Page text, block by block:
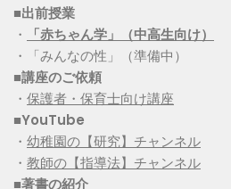
■出前授業
・
「赤ちゃん学」（中高生向け）
・「みんなの性」（準備中）
■講座のご依頼
・ 保護者・保育士向け講座
■YouTube
・ 幼稚園の【研究】チャンネル
・ 教師の【指導法】チャンネル
■著書の紹介